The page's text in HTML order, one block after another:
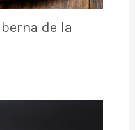
de la